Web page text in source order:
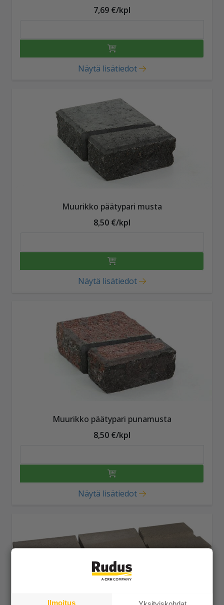
7,69 €/kpl
Näytä lisätiedot
Muurikko päätypari musta
8,50 €/kpl
Näytä lisätiedot
Muurikko päätypari punamusta
8,50 €/kpl
Näytä lisätiedot
Ilmoitus Yksityiskohdat